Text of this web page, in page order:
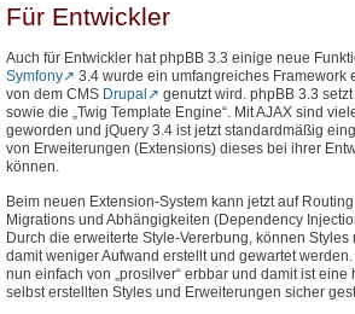
Für Entwickler
Auch für Entwickler hat phpBB 3.3 einige neue
Symfony
3.4 wurde ein umfangreiches Framework
von dem CMS Drupal
genutzt wird. phpBB 3.3
sowie die „Twig Template Engine“. Mit AJAX sind
geworden und jQuery 3.4 ist jetzt standardmäßig
von Erweiterungen (Extensions) dieses bei ihrer
können.
Beim neuen Extension-System kann jetzt auf
Migrations und Abhängigkeiten (Dependency
Durch die erweiterte Style-Vererbung, können
damit weniger Aufwand erstellt und gewartet
nun einfach von „prosilver“ erbbar und damit ist
selbst erstellten Styles und Erweiterungen sicher